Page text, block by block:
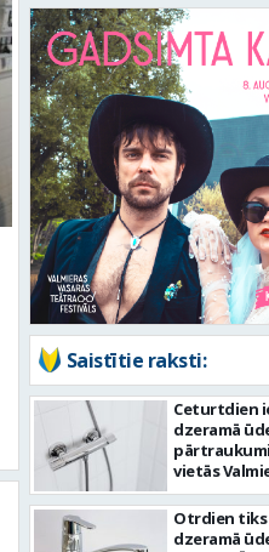
Saistītie raksti:
Ceturtdien
dzeramā
vietās
Otrdien
dzeramā